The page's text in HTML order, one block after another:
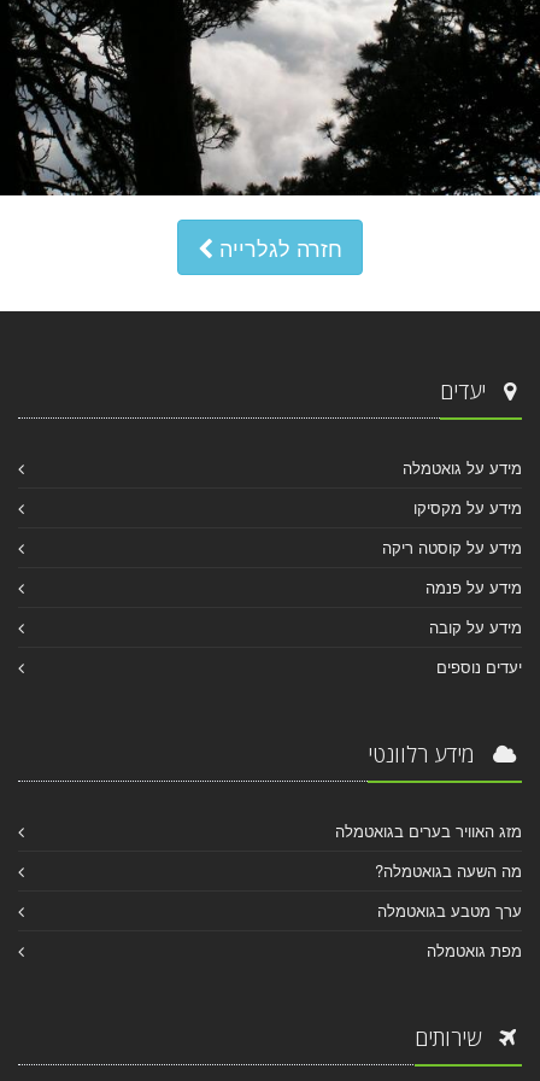
חזרה לגלרייה
יעדים
מידע על גואטמלה
מידע על מקסיקו
מידע על קוסטה ריקה
מידע על פנמה
מידע על קובה
יעדים נוספים
מידע רלוונטי
מזג האוויר בערים בגואטמלה
מה השעה בגואטמלה?
ערך מטבע בגואטמלה
מפת גואטמלה
שירותים